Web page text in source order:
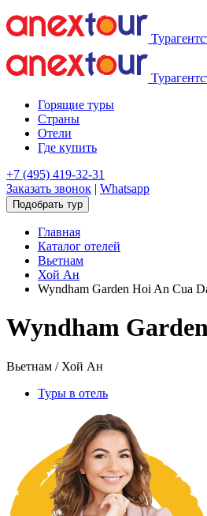
Горящие туры
Страны
Отели
Где купить
+7 (495) 419-32-31
Заказать звонок | Whatsapp
Подобрать тур
Главная
Каталог отелей
Вьетнам
Хой Ан
Wyndham Garden Hoi An Cua
Wyndham
Вьетнам / Хой Ан
Туры в отель